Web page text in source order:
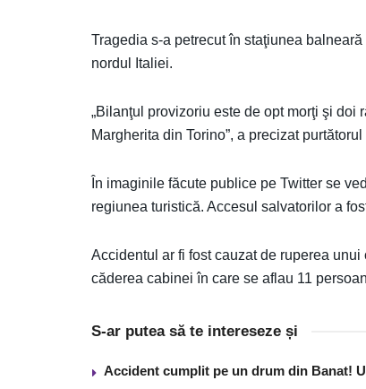
Tragedia s-a petrecut în staţiunea
nordul Italiei.
„Bilanţul provizoriu este de opt morţi şi
Margherita din Torino”, a precizat
În imaginile făcute publice pe Twitter se
regiunea turistică. Accesul salvatorilor a
Accidentul ar fi fost cauzat de ruperea
căderea cabinei în care se aflau 11
S-ar putea să te intereseze și
Accident cumplit pe un drum din Banat!